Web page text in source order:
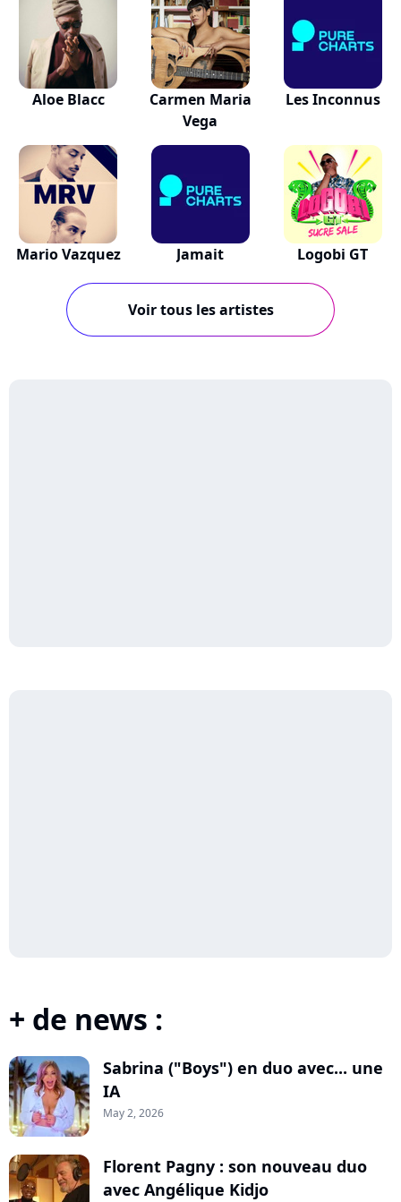
Aloe Blacc
Carmen Maria
Vega
Les Inconnus
Mario Vazquez Jamait Logobi GT
Voir tous les artistes
+ de news :
Sabrina ("Boys") en duo avec... une
IA
May 2, 2026
Florent Pagny : son nouveau duo
avec Angélique Kidjo